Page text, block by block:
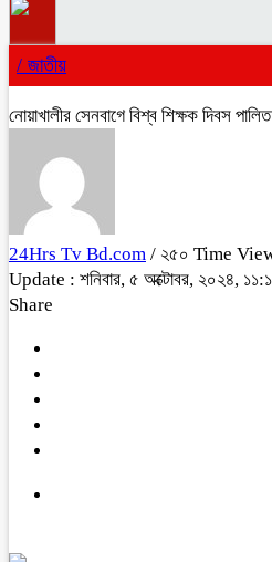
/ জাতীয়
নোয়াখালীর সেনবাগে বিশ্ব শিক্ষক দিবস
24Hrs Tv Bd.com / ২৫০ Time
Update : শনিবার, ৫ অক্টোবর, ২০২৪,
Share